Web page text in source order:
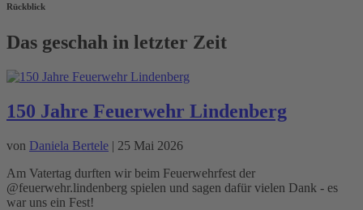
Rückblick
Das geschah in letzter Zeit
150 Jahre Feuerwehr Lindenberg
von Daniela Bertele | 25 Mai 2026
Am Vatertag durften wir beim Feuerwehrfest der
@feuerwehr.lindenberg spielen und sagen dafür vielen Dank - es
war uns ein Fest!